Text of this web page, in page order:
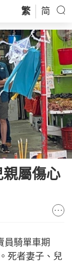
繁 简
屬傷心
員騎單車期
死者妻子、兒